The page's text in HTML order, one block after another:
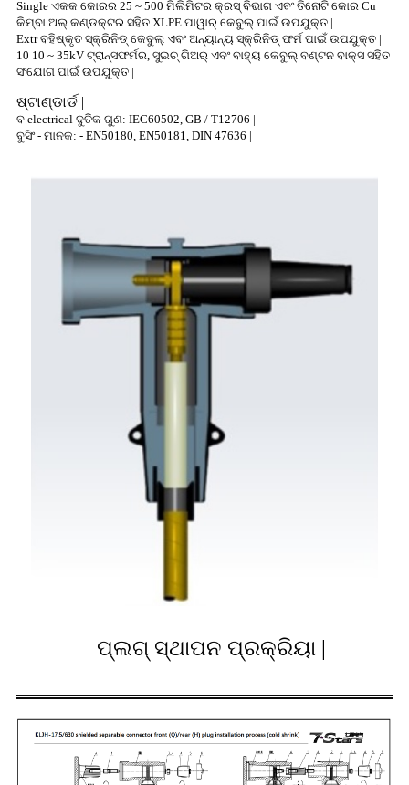
Single ଏକକ କୋରର 25 ~ 500 ମିଲିମିଟର କ୍ରସ୍ ବିଭାଗ ଏବଂ ତିନୋଟି କୋର Cu
କିମ୍ବା ଅଲ୍ କଣ୍ଡକ୍ଟର ସହିତ XLPE ପାୱାର୍ କେବୁଲ୍ ପାଇଁ ଉପଯୁକ୍ତ |
Extr ବହିଷ୍କୃତ ସ୍କ୍ରିନିଡ୍ କେବୁଲ୍ ଏବଂ ଅନ୍ୟାନ୍ୟ ସ୍କ୍ରିନିଡ୍ ଫର୍ମ ପାଇଁ ଉପଯୁକ୍ତ |
10 10 ~ 35kV ଟ୍ରାନ୍ସଫର୍ମର, ସୁଇଚ୍ ଗିଅର୍ ଏବଂ ବାହ୍ୟ କେବୁଲ୍ ବଣ୍ଟନ ବାକ୍ସ ସହିତ
ସଂଯୋଗ ପାଇଁ ଉପଯୁକ୍ତ |
ଷ୍ଟାଣ୍ଡାର୍ଡ |
ବ electrical ଦୁତିକ ଗୁଣ: IEC60502, GB / T12706 |
ବୁସିଂ - ମାନକ: - EN50180, EN50181, DIN 47636 |
ପ୍ଲଗ୍ ସ୍ଥାପନ ପ୍ରକ୍ରିୟା |